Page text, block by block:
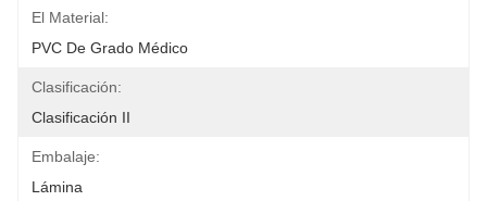
El Material:
PVC De Grado Médico
Clasificación:
Clasificación II
Embalaje:
Lámina